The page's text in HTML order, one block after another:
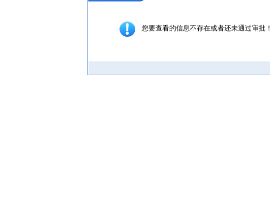
您要查看的信息不存在或者还未通过审批！